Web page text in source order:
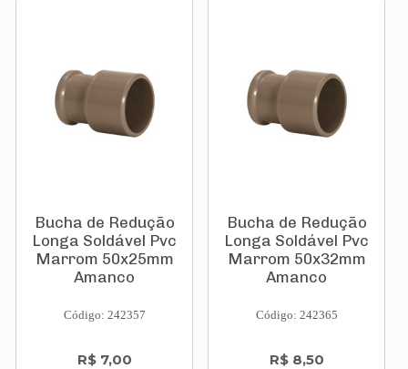
Bucha de Redução
Longa Soldável Pvc
Marrom 50x25mm
Amanco
Código: 242357
R$ 7,00
Bucha de Redução
Longa Soldável Pvc
Marrom 50x32mm
Amanco
Código: 242365
R$ 8,50